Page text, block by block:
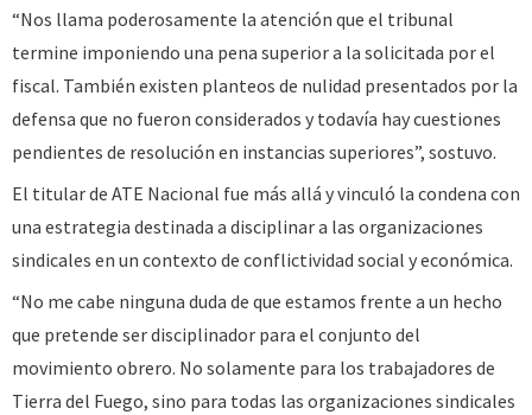
“Nos llama poderosamente la atención que el tribunal
termine imponiendo una pena superior a la solicitada por el
fiscal. También existen planteos de nulidad presentados por la
defensa que no fueron considerados y todavía hay cuestiones
pendientes de resolución en instancias superiores”, sostuvo.
El titular de ATE Nacional fue más allá y vinculó la condena con
una estrategia destinada a disciplinar a las organizaciones
sindicales en un contexto de conflictividad social y económica.
“No me cabe ninguna duda de que estamos frente a un hecho
que pretende ser disciplinador para el conjunto del
movimiento obrero. No solamente para los trabajadores de
Tierra del Fuego, sino para todas las organizaciones sindicales